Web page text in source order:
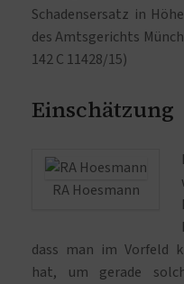
Schadensersatz in
des Amtsgerichts
142 C 11428/15)
Einschätzung
RA Hoesmann
dass man im Vorfeld
hat, um gerade